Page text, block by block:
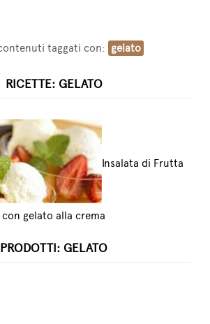
taggati con: gelato
RICETTE: GELATO
Insalata di Frutta
con gelato alla crema
PRODOTTI: GELATO